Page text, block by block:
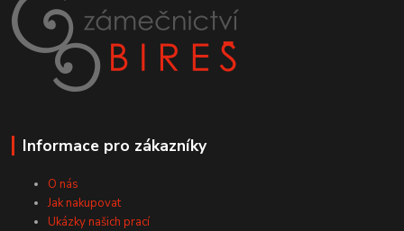
Informace pro zákazníky
O nás
Jak nakupovat
Ukázky našich prací